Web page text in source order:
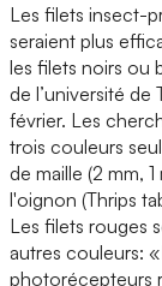
Les filets insect-
seraient plus
les filets noirs ou
de l’université de
février. Les
trois couleurs
de maille (2 mm,
l'oignon (Thrips
Les filets rouges
autres couleurs:
photorécepteurs